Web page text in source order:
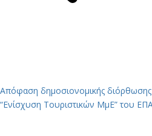
Απόφαση δημοσιονομικής
“Ενίσχυση Τουριστικών ΜμΕ” του